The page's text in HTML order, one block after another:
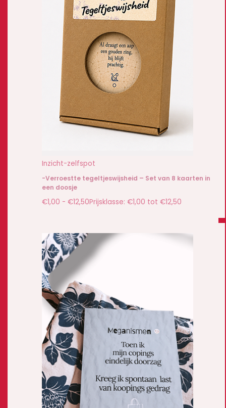
Inzicht-zelfspot
-Verroestte tegeltjeswijsheid – Set van 8 kaarten in
een doosje
€1,00 - €12,50Prijsklasse: €1,00 tot €12,50